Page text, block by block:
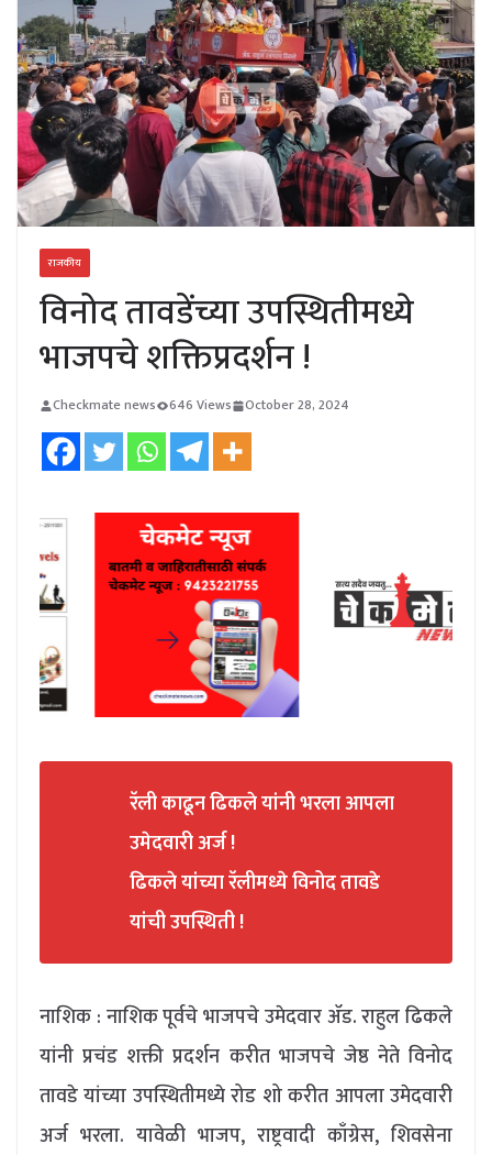
राजकीय
विनोद तावडेंच्या उपस्थितीमध्ये
भाजपचे शक्तिप्रदर्शन !
Checkmate news 646 Views October 28, 2024
रॅली काढून ढिकले यांनी भरला आपला
उमेदवारी अर्ज !
ढिकले यांच्या रॅलीमध्ये विनोद तावडे
यांची उपस्थिती !
नाशिक : नाशिक पूर्वचे भाजपचे उमेदवार ॲड. राहुल ढिकले
यांनी प्रचंड शक्ती प्रदर्शन करीत भाजपचे जेष्ठ नेते विनोद
तावडे यांच्या उपस्थितीमध्ये रोड शो करीत आपला उमेदवारी
अर्ज भरला. यावेळी भाजप, राष्ट्रवादी काँग्रेस, शिवसेना